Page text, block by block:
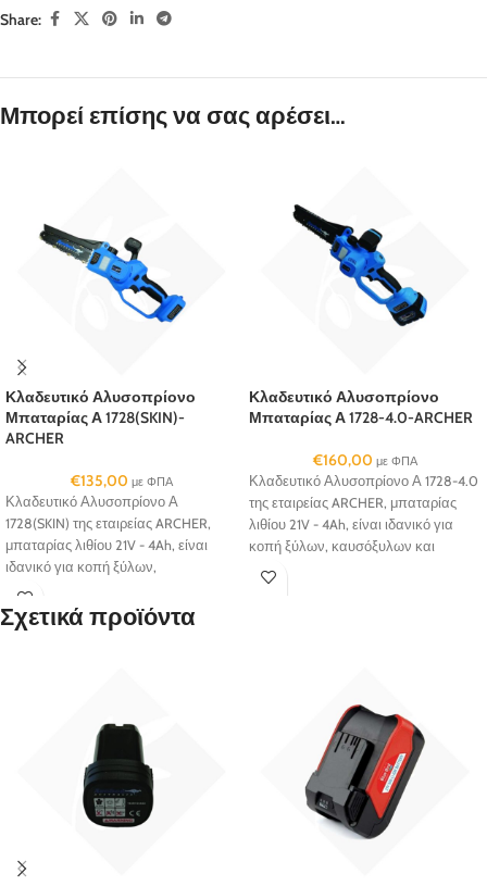
Share:
Μπορεί επίσης να σας αρέσει…
Κλαδευτικό Αλυσοπρίονο
Μπαταρίας Α 1728(SKIN)-
ARCHER
€135,00 με ΦΠΑ
Κλαδευτικό Αλυσοπρίονο Α
1728(SKIN) της εταιρείας ARCHER,
μπαταρίας λιθίου 21V - 4Ah, είναι
ιδανικό για κοπή ξύλων,
καυσόξυλων και μικρών δέντρων
Κλαδευτικό Αλυσοπρίονο
Μπαταρίας Α 1728-4.0-ARCHER
€160,00 με ΦΠΑ
Κλαδευτικό Αλυσοπρίονο Α 1728-4.0
της εταιρείας ARCHER, μπαταρίας
λιθίου 21V - 4Ah, είναι ιδανικό για
κοπή ξύλων, καυσόξυλων και
μικρών δέντρων.
Σχετικά προϊόντα